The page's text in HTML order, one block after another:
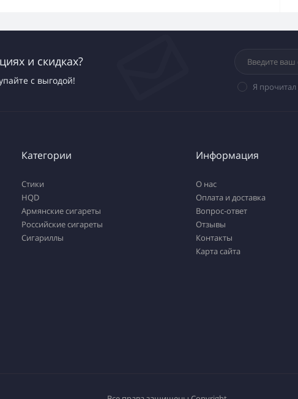
и скидках?
с выгодой!
Я прочитал
Категории
Стики
HQD
Армянские сигареты
Российские сигареты
Сигариллы
Информация
О нас
Оплата и доставка
Вопрос-ответ
Отзывы
Контакты
Карта сайта